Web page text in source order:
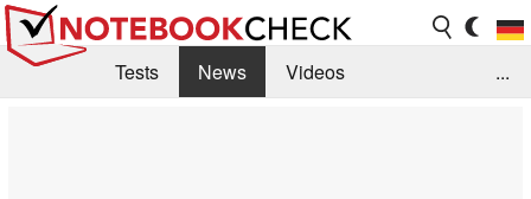
Tests News
Videos
...